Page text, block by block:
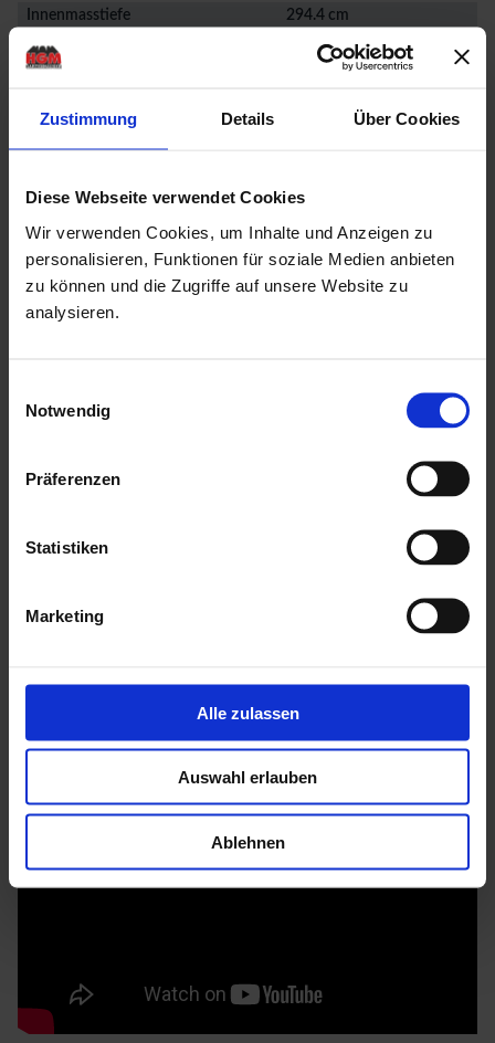
Zustimmung Details Über Cookies
Diese Webseite verwendet Cookies
Wir verwenden Cookies, um Inhalte und Anzeigen zu
personalisieren, Funktionen für soziale Medien anbieten
zu können und die Zugriffe auf unsere Website zu
analysieren.
Notwendig
Präferenzen
Statistiken
Marketing
Alle zulassen
Auswahl erlauben
Ablehnen
Innenmasstiefe
294.4 cm
Seitenwandhöhe
210 cm
Dachfläche
Nutzfläche
Rauminhalt
Produktbeschreibung
5 Jahre Garantie